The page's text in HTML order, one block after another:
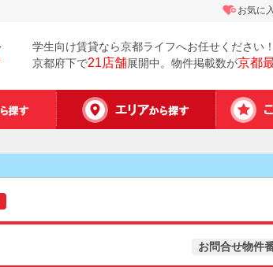
学生向け賃貸なら京都ライフへお任せください！
京都府下で21店舗展開中。物件掲載数が京都
お気に
お問合せ物件